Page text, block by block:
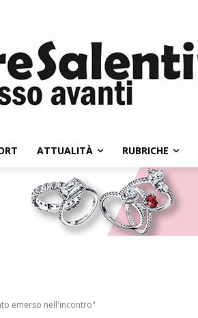
ATTUALITÀ RUBRICHE
emerso nell'incontro"